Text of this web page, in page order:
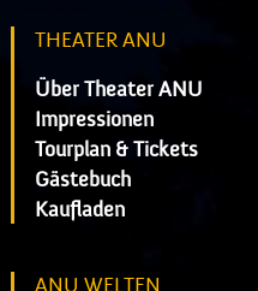
THEATER ANU
Über Theater ANU
Impressionen
Tourplan & Tickets
Gästebuch
Kaufladen
ANU WELTEN